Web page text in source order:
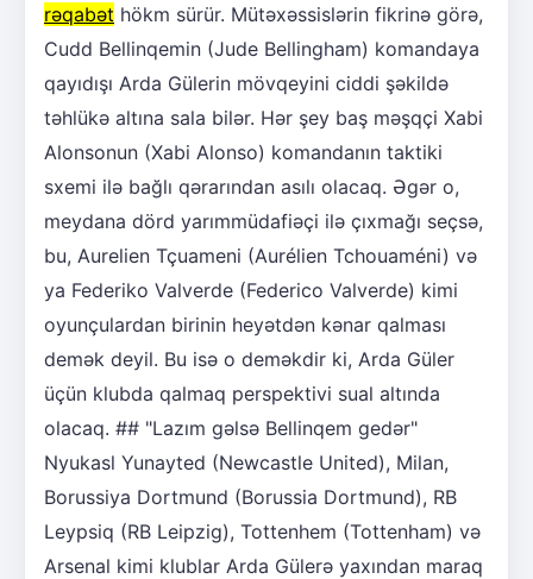
rəqabət hökm sürür. Mütəxəssislərin fikrinə görə,
Cudd Bellinqemin (Jude Bellingham) komandaya
qayıdışı Arda Gülerin mövqeyini ciddi şəkildə
təhlükə altına sala bilər. Hər şey baş məşqçi Xabi
Alonsonun (Xabi Alonso) komandanın taktiki
sxemi ilə bağlı qərarından asılı olacaq. Əgər o,
meydana dörd yarımmüdafiəçi ilə çıxmağı seçsə,
bu, Aurelien Tçuameni (Aurélien Tchouaméni) və
ya Federiko Valverde (Federico Valverde) kimi
oyunçulardan birinin heyətdən kənar qalması
demək deyil. Bu isə o deməkdir ki, Arda Güler
üçün klubda qalmaq perspektivi sual altında
olacaq. ## "Lazım gəlsə Bellinqem gedər"
Nyukasl Yunayted (Newcastle United), Milan,
Borussiya Dortmund (Borussia Dortmund), RB
Leypsiq (RB Leipzig), Tottenhem (Tottenham) və
Arsenal kimi klublar Arda Gülerə yaxından maraq